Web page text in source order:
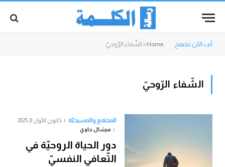
أنت الآن تتصفح: Home
» الشّفاء الرّوحيّ
الشّفاء الرّوحيّ
المجتمع والمسيحيّة
كانون الأول 8, 2025
ميشال حاوي
دور الحياة الروحيّة في
التّعافي النفسيّ